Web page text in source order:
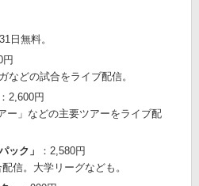
日無料。
円
などの試合をライブ配信。
：2,600円
ー」などの主要ツアーをライブ配
ック」
：2,580円
信。大学リーグなども。